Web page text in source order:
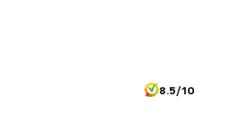
8.5/10